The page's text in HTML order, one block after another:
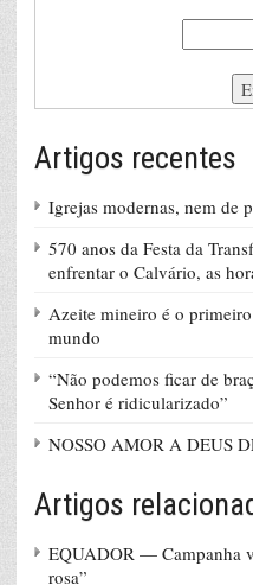
Artigos recentes
Igrejas modernas, nem de
570 anos da Festa da
enfrentar o Calvário, as
Azeite mineiro é o
mundo
“Não podemos ficar de
Senhor é ridicularizado”
NOSSO AMOR A DEUS
Artigos
EQUADOR — Campanha
rosa”